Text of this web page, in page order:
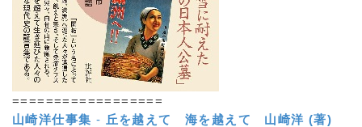
==================
山崎洋仕事集 - 丘を越えて 海を越えて 山崎洋 (著)